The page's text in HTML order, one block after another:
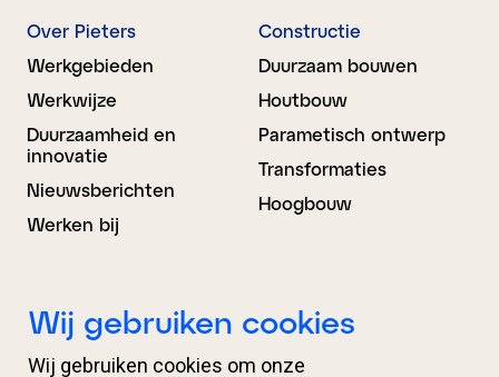
Wij gebruiken cookies
Wij gebruiken cookies om onze
Over Pieters
Werkgebieden
Werkwijze
Duurzaamheid en
innovatie
Nieuwsberichten
Werken bij
Constructie
Duurzaam bouwen
Houtbouw
Parametisch ontwerp
Transformaties
Hoogbouw
Ontwerp
Engineering
Projectondersteuning
Organisatieondersteuni